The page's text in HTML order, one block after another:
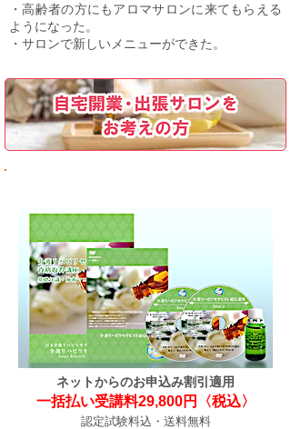
・高齢者の方にもアロマサロンに来てもらえる
ようになった。
​・サロンで新しいメニューができた。
ネットからのお申込み割引適用
一括払い受講料29,800円〈税込〉
認定試験料込・​送料無料